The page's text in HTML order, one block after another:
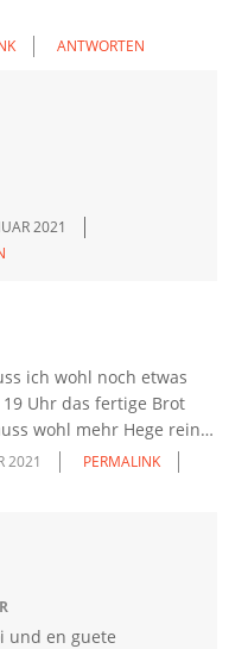
ANTWORTEN
2021
ich wohl noch etwas
Uhr das fertige Brot
wohl mehr Hege rein…
2021
PERMALINK
und en guete